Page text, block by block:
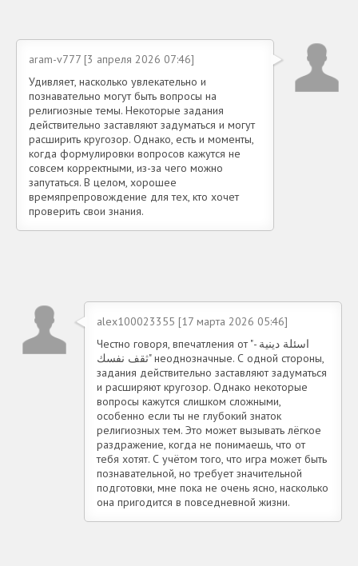
aram-v777 [3 апреля 2026 07:46]
Удивляет, насколько увлекательно и
познавательно могут быть вопросы на
религиозные темы. Некоторые задания
действительно заставляют задуматься и могут
расширить кругозор. Однако, есть и моменты,
когда формулировки вопросов кажутся не
совсем корректными, из-за чего можно
запутаться. В целом, хорошее
времяпрепровождение для тех, кто хочет
проверить свои знания.
alex100023355 [17 марта 2026 05:46]
Честно говоря, впечатления от "اسئلة دينية -
ثقف نفسك" неоднозначные. С одной стороны,
задания действительно заставляют задуматься
и расширяют кругозор. Однако некоторые
вопросы кажутся слишком сложными,
особенно если ты не глубокий знаток
религиозных тем. Это может вызывать лёгкое
раздражение, когда не понимаешь, что от
тебя хотят. С учётом того, что игра может быть
познавательной, но требует значительной
подготовки, мне пока не очень ясно, насколько
она пригодится в повседневной жизни.